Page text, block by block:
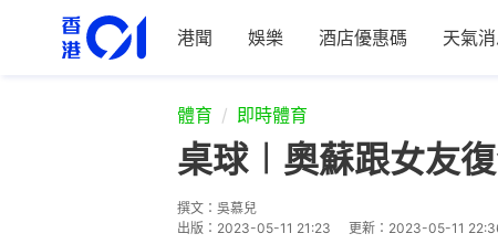
港聞 娛樂 酒店優惠碼 天氣
體育 即時體育
桌球︱奧蘇跟女友
撰文： 吳慕兒
出版： 2023-05-11 21:23 更新： 2023-05-11